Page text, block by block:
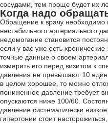
сосудами, тем проще будет их
Когда надо
Обращение к врачу необходимо
нестабильного артериального
недомогание становится
если у вас уже есть
точные данные о своем
измерить его перед визитом к
давления не превышают 10
в целом хорошее, то можно
пониженное давление требует
опускаются ниже 100/60.
давление систематически
гипертонии стоит